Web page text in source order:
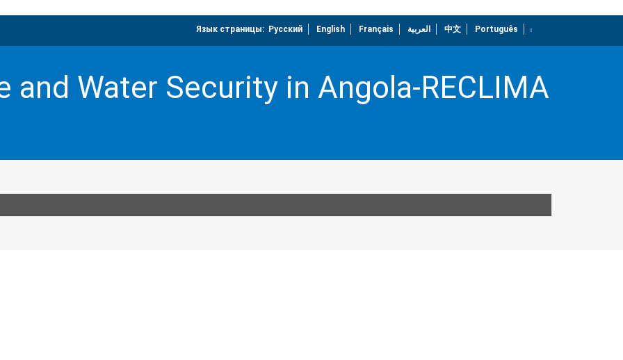
Язык страницы: Русский English Français العربية 中文 Português
and Water Security in Angola-RECLIMA